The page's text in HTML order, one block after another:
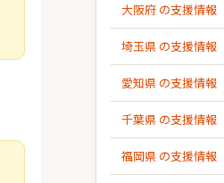
大阪府 の支援情報
埼玉県 の支援情報
愛知県 の支援情報
千葉県 の支援情報
福岡県 の支援情報